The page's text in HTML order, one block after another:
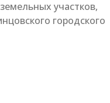
участков,
городского